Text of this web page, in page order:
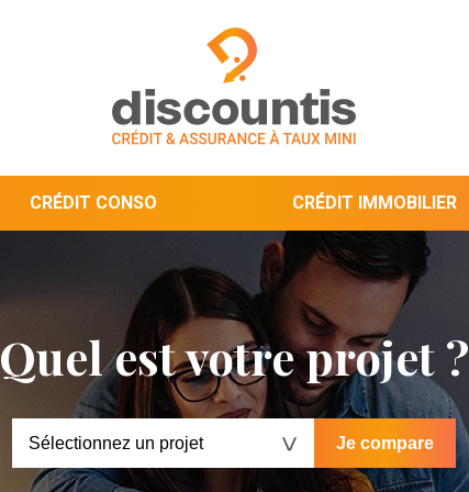
CRÉDIT CONSO CRÉDIT IMMOBILIER
Quel est votre projet ?